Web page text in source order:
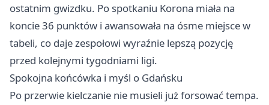
ostatnim gwizdku. Po spotkaniu Korona miała na
koncie 36 punktów i awansowała na ósme miejsce w
tabeli, co daje zespołowi wyraźnie lepszą pozycję
przed kolejnymi tygodniami ligi.
Spokojna końcówka i myśl o Gdańsku
Po przerwie kielczanie nie musieli już forsować tempa.